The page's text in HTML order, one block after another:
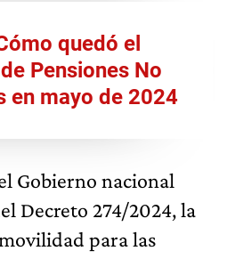
quedó el
Pensiones No
en mayo de 2024
Gobierno nacional
Decreto 274/2024, la
para las